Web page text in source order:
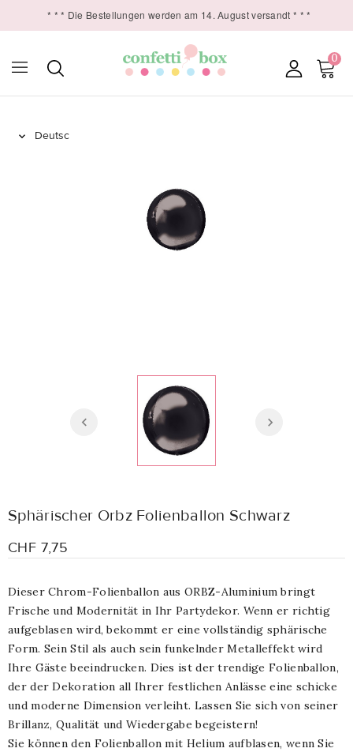
* * * Die Bestellungen werden am 14. August versandt * * *
0

Sphärischer Orbz Folienballon Schwarz
CHF 7,75
Dieser Chrom-Folienballon aus ORBZ-Aluminium bringt
Frische und Modernität in Ihr Partydekor. Wenn er richtig
aufgeblasen wird, bekommt er eine vollständig sphärische
Form. Sein Stil als auch sein funkelnder Metalleffekt wird
Ihre Gäste beeindrucken. Dies ist der trendige Folienballon,
der der Dekoration all Ihrer festlichen Anlässe eine schicke
und moderne Dimension verleiht. Lassen Sie sich von seiner
Brillanz, Qualität und Wiedergabe begeistern!
Sie können den Folienballon mit Helium aufblasen, wenn Sie